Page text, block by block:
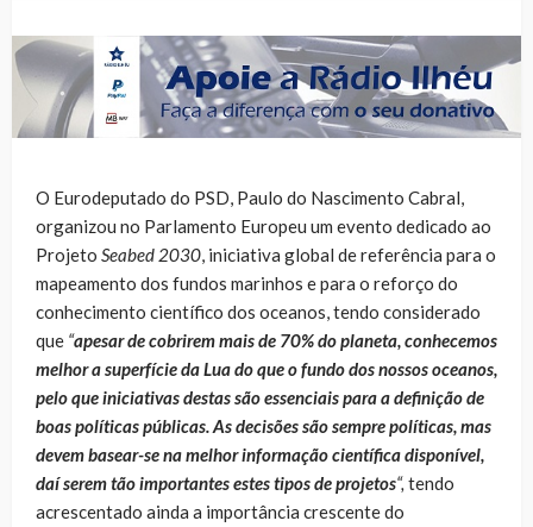
O Eurodeputado do PSD, Paulo do Nascimento Cabral,
organizou no Parlamento Europeu um evento dedicado ao
Projeto Seabed 2030, iniciativa global de referência para o
mapeamento dos fundos marinhos e para o reforço do
conhecimento científico dos oceanos, tendo considerado
que “apesar de cobrirem mais de 70% do planeta, conhecemos
melhor a superfície da Lua do que o fundo dos nossos oceanos,
pelo que iniciativas destas são essenciais para a definição de
boas políticas públicas. As decisões são sempre políticas, mas
devem basear-se na melhor informação científica disponível,
daí serem tão importantes estes tipos de projetos“, tendo
acrescentado ainda a importância crescente do